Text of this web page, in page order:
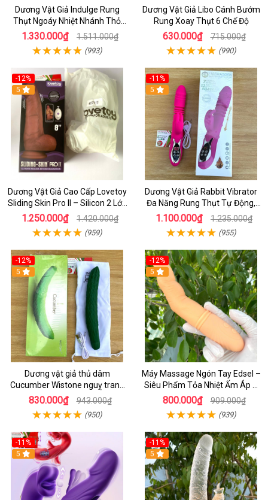
Dương Vật Giả Indulge Rung
Thụt Ngoáy Nhiệt Nhánh Thỏ
Kích Điểm G
1.330.000₫ 1.511.000₫
(993)
Dương Vật Giả Libo Cánh Bướm
Rung Xoay Thụt 6 Chế Độ
630.000₫ 715.000₫
(990)
-12%
5
Dương Vật Giả Cao Cấp Lovetoy
Sliding Skin Pro II – Silicon 2 Lớp
Mềm Mịn, Rung Đa Tần Từ Xa
1.250.000₫ 1.420.000₫
(959)
-11%
5
Dương Vật Giả Rabbit Vibrator
Đa Năng Rung Thụt Tự Động,
Phát Nhiệt Ấm Nóng Kích Thích
1.100.000₫ 1.235.000₫
(955)
-12%
5
Dương vật giả thủ dâm
Cucumber Wistone nguỵ trang
hình quả dưa Leo
830.000₫ 943.000₫
(950)
-12%
5
Máy Massage Ngón Tay Edsel –
Siêu Phẩm Tỏa Nhiệt Ấm Áp &
Rung Móc Thăng Hoa
800.000₫ 909.000₫
(939)
-11%
5
-11%
5